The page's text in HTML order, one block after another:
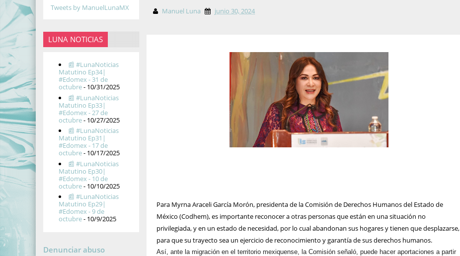
Tweets by ManuelLunaMX
LUNA NOTICIAS
📰 #LunaNoticias
Matutino Ep34|
#Edomex - 31 de
octubre- 10/31/2025
📰 #LunaNoticias
Matutino Ep33|
#Edomex - 27 de
octubre- 10/27/2025
📰 #LunaNoticias
Matutino Ep31|
#Edomex - 17 de
octubre- 10/17/2025
📰 #LunaNoticias
Matutino Ep30|
#Edomex - 10 de
octubre- 10/10/2025
📰 #LunaNoticias
Matutino Ep29|
#Edomex - 9 de
octubre- 10/9/2025
Denunciar abuso
Manuel Luna junio 30, 2024
Para Myrna Araceli García Morón, presidenta de la Comisión de Derechos Humanos del Estado de
México (Codhem), es importante reconocer a otras personas que están en una situación no
privilegiada, y en un estado de necesidad, por lo cual abandonan sus hogares y tienen que desplazarse,
para que su trayecto sea un ejercicio de reconocimiento y garantía de sus derechos humanos.
Así, ante la migración en el territorio mexiquense, la Comisión señaló, puede hacer aportaciones a partir